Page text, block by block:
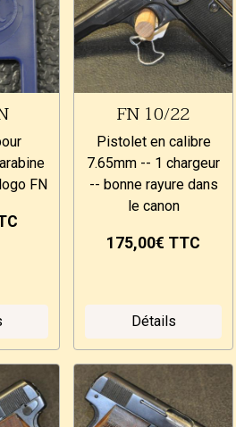
FN
FN 10/22
Pistolet en calibre
7.65mm -- 1 chargeur
-- bonne rayure dans
le canon
175,00€ TTC
Détails